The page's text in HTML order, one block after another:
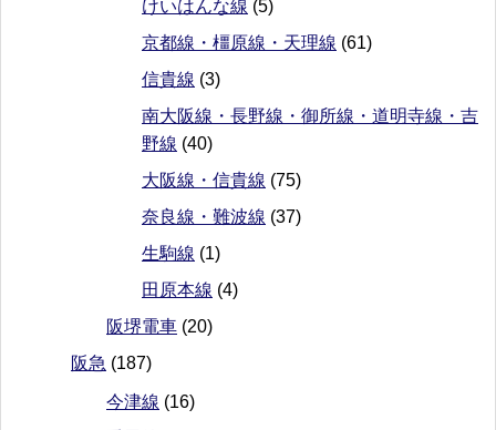
けいはんな線 (5)
京都線・橿原線・天理線 (61)
信貴線 (3)
南大阪線・長野線・御所線・道明寺線・吉
野線 (40)
大阪線・信貴線 (75)
奈良線・難波線 (37)
生駒線 (1)
田原本線 (4)
阪堺電車 (20)
阪急 (187)
今津線 (16)